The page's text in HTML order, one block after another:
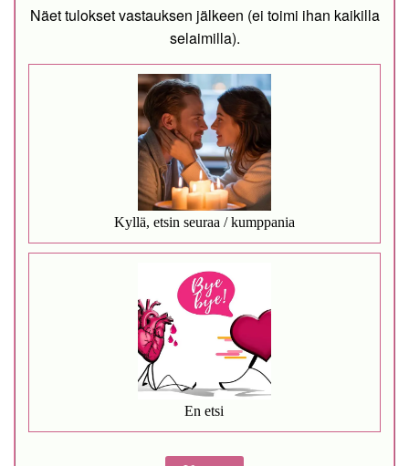
Näet tulokset vastauksen jälkeen (ei toimi ihan kaikilla
selaimilla).
Kyllä, etsin seuraa / kumppania
En etsi